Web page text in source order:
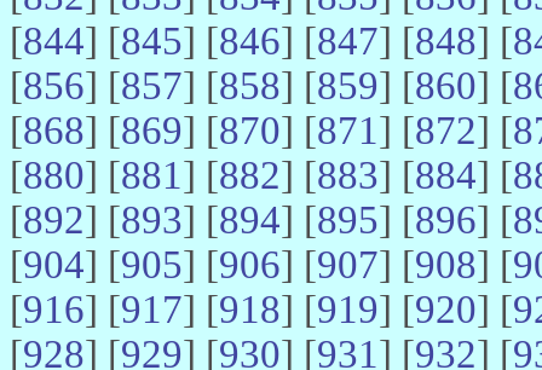
[844] [845] [846] [847] [848] [
[856] [857] [858] [859] [860] [
[868] [869] [870] [871] [872] [
[880] [881] [882] [883] [884] [
[892] [893] [894] [895] [896] [
[904] [905] [906] [907] [908] [
[916] [917] [918] [919] [920] [
[928] [929] [930] [931] [932] [